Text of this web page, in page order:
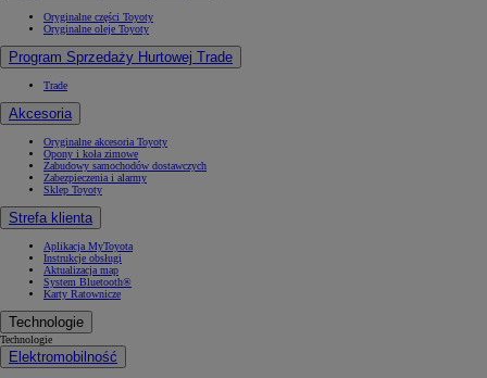
Oryginalne części Toyoty
Oryginalne oleje Toyoty
Program Sprzedaży Hurtowej Trade
Trade
Akcesoria
Oryginalne akcesoria Toyoty
Opony i koła zimowe
Zabudowy samochodów dostawczych
Zabezpieczenia i alarmy
Sklep Toyoty
Strefa klienta
Aplikacja MyToyota
Instrukcje obsługi
Aktualizacja map
System Bluetooth®
Karty Ratownicze
Technologie
Technologie
Elektromobilność